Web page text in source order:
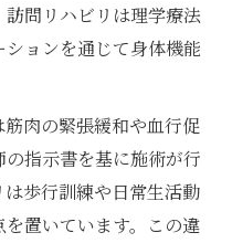
問リハビリは理学療法
ョンを通じて身体機能
肉の緊張緩和や血行促
指示書を基に施術が行
歩行訓練や日常生活動
置いています。この違